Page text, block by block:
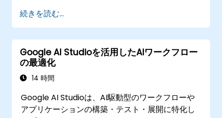
続きを読む...
Google AI Studioを活用したAIワークフロー
の最適化
14 時間
Google AI Studioは、AI駆動型のワークフローや
アプリケーションの構築・テスト・展開に特化し